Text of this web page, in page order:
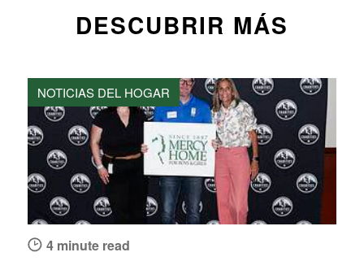
DESCUBRIR MÁS
NOTICIAS DEL HOGAR
4 minute read